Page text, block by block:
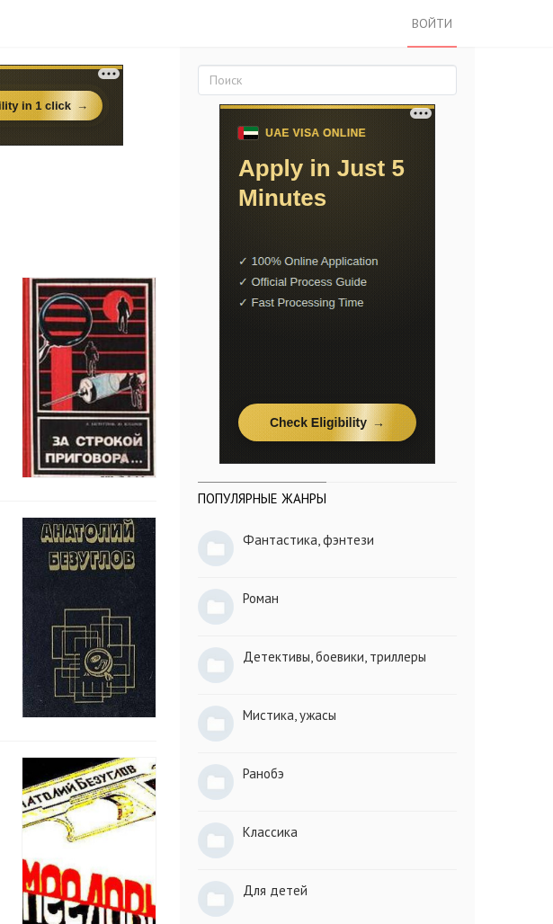
ВОЙТИ
ПОПУЛЯРНЫЕ ЖАНРЫ
Фантастика, фэнтези
Роман
Детективы, боевики, триллеры
Мистика, ужасы
Ранобэ
Классика
Для детей